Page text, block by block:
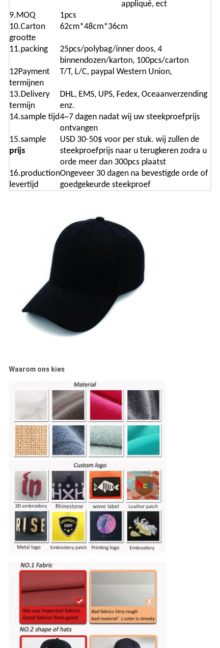
appliqué, ect
9.MOQ
1pcs
10.Carton
grootte
62cm*48cm*36cm
11.packing
25pcs/polybag/inner doos, 4
binnendozen/karton, 100pcs/carton
12Payment
termijnen
T/T, L/C, paypal Western Union,
13.Delivery
termijn
DHL, EMS, UPS, Fedex, Oceaanverzending
enz.
14.sample tijd4~7 dagen nadat wij uw steekproefprijs
ontvangen
15.sample
prijs
USD 30-50$ voor per stuk. wij zullen de
steekproefprijs naar u terugkeren zodra u
orde meer dan 300pcs plaatst
16.production
levertijd
Ongeveer 30 dagen na bevestigde orde of
goedgekeurde steekproef
Waarom ons kies